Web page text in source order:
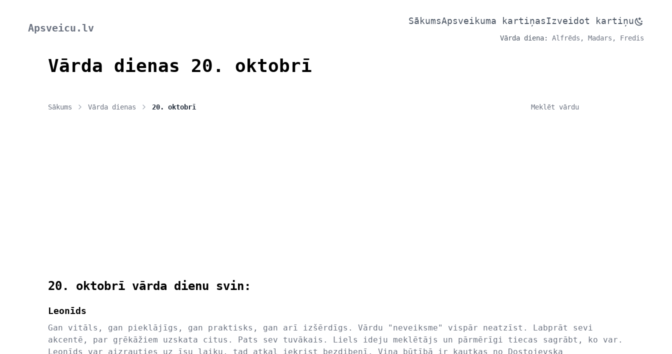
Apsveicu.lv
SākumsApsveikuma kartiņasIzveidot kartiņu
Vārda diena: Alfrēds, Madars, Fredis
Vārda dienas 20. oktobrī
Sākums Vārda dienas 20. oktobrī
20. oktobrī vārda dienu svin:
Leonīds
Gan vitāls, gan pieklājīgs, gan praktisks, gan arī izšērdīgs. Vārdu "neveiksme" vispār neatzīst. Labprāt sevi
akcentē, par gŗēkāžiem uzskata citus. Pats sev tuvākais. Liels ideju meklētājs un pārmērīgi tiecas sagrābt, ko var.
Leonīds var aizrauties uz īsu laiku, tad atkal iekrist bezdibenī. Viņa būtībā ir kautkas no Dostojevska